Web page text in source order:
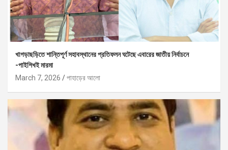
খাগড়াছড়িতে শান্তিপূর্ণ সহাবস্থানের প্রতিফলন ঘটেছে এবারের জাতীয় নির্বাচনে
-পাইশিখই মারমা
March 7, 2026
পাহাড়ের আলো